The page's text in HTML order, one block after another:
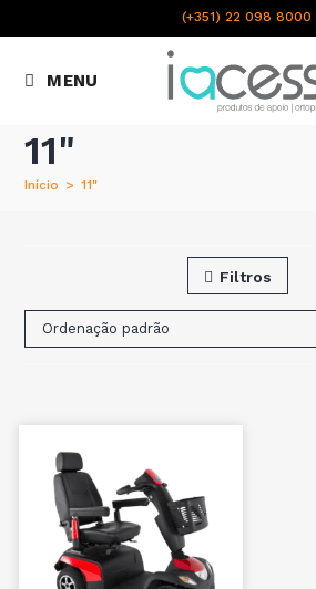
(+351) 22 098 8000
nacional
MENU
11"
Início > 11"
Filtros
Ordenação padrão